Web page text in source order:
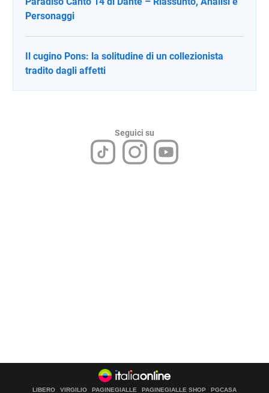
Personaggi
Il cugino Pons: la solitudine di un collezionista
tradito dagli affetti
Seguici su
LIBERO VIRGILIO PAGINEGIALLE PAGINEGIALLE SHOP PGCASA